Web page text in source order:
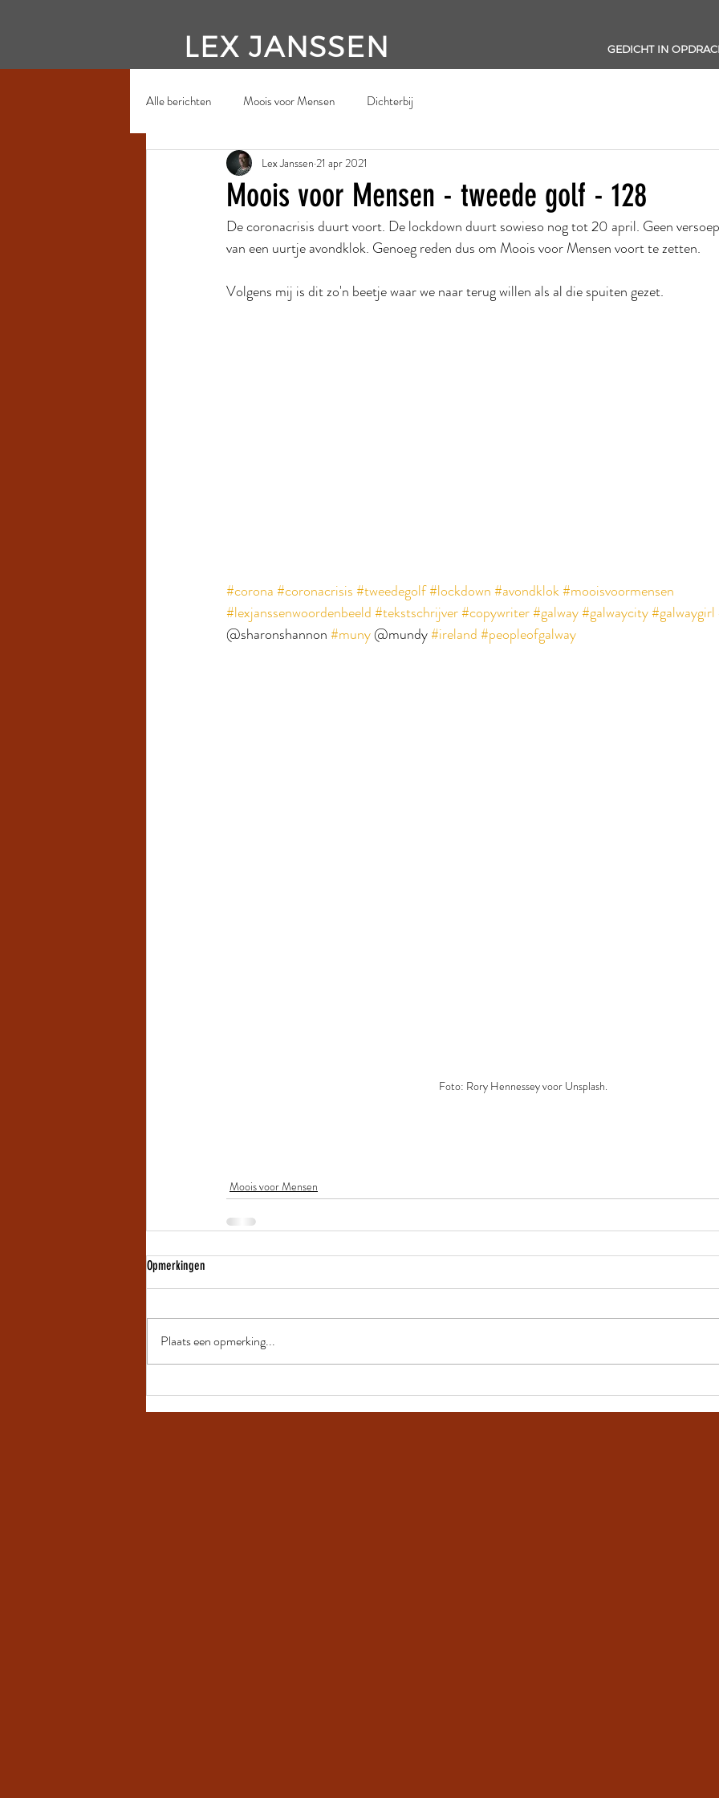
LEX JANSSEN GEDICHT IN
Alle berichten Moois voor Mensen Dichterbij
Moois voor Mensen - tweede golf - 128
Lex Janssen 21 apr 2021
De coronacrisis duurt voort. De lockdown duurt sowieso nog tot 20 april. Geen
van een uurtje avondklok. Genoeg reden dus om Moois voor Mensen voort te zetten.
Volgens mij is dit zo'n beetje waar we naar terug willen als al die spuiten gezet.
#corona#coronacrisis#tweedegolf#lockdown#avondklok#mooisvoormensen
#lexjanssenwoordenbeeld#tekstschrijver#copywriter#galway#galwaycity#galwaygirl
@sharonshannon #muny @mundy #ireland#peopleofgalway
Foto: Rory Hennessey voor Unsplash.
Moois voor Mensen
Opmerkingen
Plaats een opmerking...